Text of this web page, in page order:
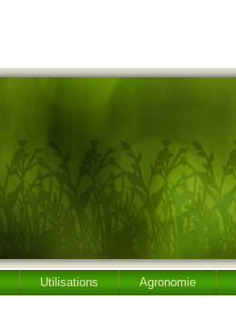
Utilisations Agronomie